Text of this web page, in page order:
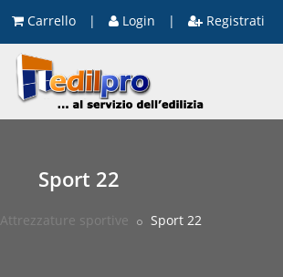
Carrello | Login | Registrati
Sport 22
Attrezzature sportive Sport 22